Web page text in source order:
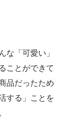
な「可愛い」
ことができて
品だったため
する」ことを